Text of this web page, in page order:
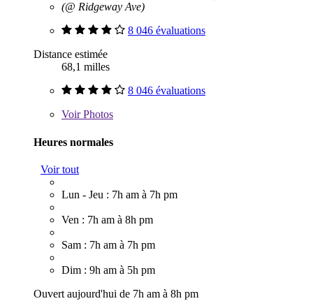
(@ Ridgeway Ave)
8 046 évaluations
Distance estimée
68,1 milles
8 046 évaluations
VoirPhotos
Heures normales
Voir tout
Lun - Jeu : 7h am à 7h pm
Ven : 7h am à 8h pm
Sam : 7h am à 7h pm
Dim : 9h am à 5h pm
Ouvert aujourd'hui de 7h am à 8h pm